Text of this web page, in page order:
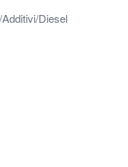
Additivi Diesel